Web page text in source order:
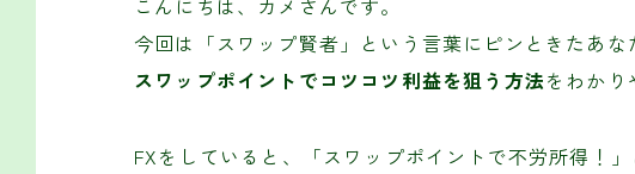
こんにちは、カメさんです。
今回は「スワップ賢者」という言葉にピンときたあな
スワップポイントでコツコツ利益を狙う方法をわかり
FXをしていると、「スワップポイントで不労所得！